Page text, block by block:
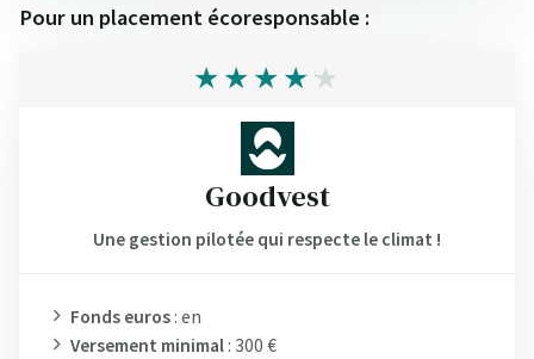
Pour un placement écoresponsable :
Goodvest
Une gestion pilotée qui respecte le climat !
Fonds euros : en
Versement minimal : 300 €